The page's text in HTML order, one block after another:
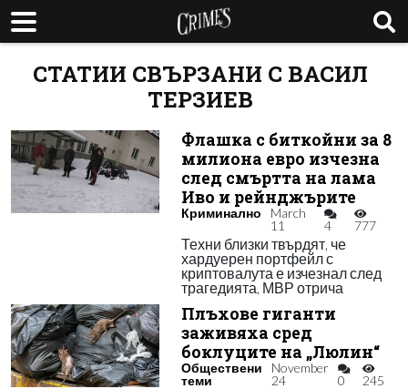
СТАТИИ СВЪРЗАНИ С ВАСИЛ
ТЕРЗИЕВ
Флашка с биткойни за 8
милиона евро изчезна
след смъртта на лама
Иво и рейнджърите
Криминално
March
11
4 777
Техни близки твърдят, че
хардуерен портфейл с
криптовалута е изчезнал след
трагедията, МВР отрича
Плъхове гиганти
заживяха сред
боклуците на „Люлин“
Обществени
теми
November
24
0 245